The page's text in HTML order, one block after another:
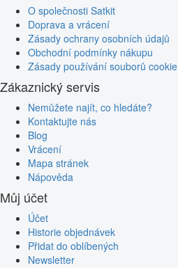
O společnosti Satkit
Doprava a vrácení
Zásady ochrany osobních údajů
Obchodní podmínky nákupu
Zásady používání souborů cookie
Zákaznický servis
Nemůžete najít, co hledáte?
Kontaktujte nás
Blog
Vrácení
Mapa stránek
Nápověda
Můj účet
Účet
Historie objednávek
Přidat do oblíbených
Newsletter